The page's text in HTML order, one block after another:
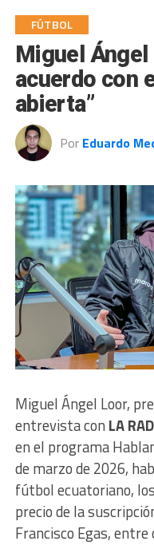
FÚTBOL
Miguel
acuerdo con
abierta”
Por Eduardo
Miguel Ángel Loor,
entrevista con LA
en el programa
de marzo de 2026,
fútbol ecuatoriano,
precio de la
Francisco Egas,